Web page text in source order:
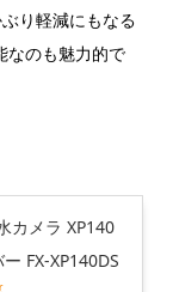
り軽減にもなる
なのも魅力的で
カメラ XP140
FX-XP140DS